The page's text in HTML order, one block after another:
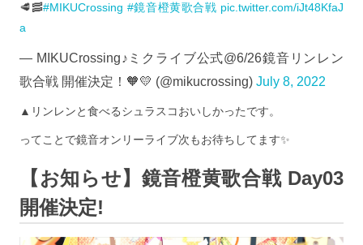
🥩🥓#MIKUCrossing #鏡音橙黄歌合戦 pic.twitter.com/iJt48KfaJ
a
— MIKUCrossing♪ミクライブ公式@6/26鏡音リンレン
歌合戦 開催決定！🧡💛 (@mikucrossing) July 8, 2022
▲リンレンと食べるシュラスコおいしかったです。
ってことで鏡音オンリーライブ次もお待ちしてます✨
【お知らせ】鏡音橙黄歌合戦 Day03
開催決定!